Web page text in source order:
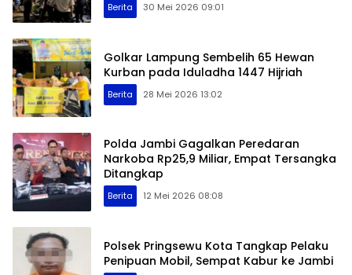
Berita 30 Mei 2026 09:01
Golkar Lampung Sembelih 65 Hewan
Kurban pada Iduladha 1447 Hijriah
Berita 28 Mei 2026 13:02
Polda Jambi Gagalkan Peredaran
Narkoba Rp25,9 Miliar, Empat Tersangka
Ditangkap
Berita 12 Mei 2026 08:08
Polsek Pringsewu Kota Tangkap Pelaku
Penipuan Mobil, Sempat Kabur ke Jambi